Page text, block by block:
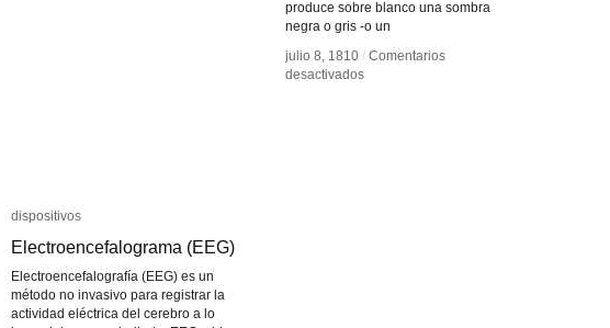
produce sobre blanco una sombra
negra o gris -o un
julio 8, 1810 / Comentarios
desactivadosen
julio 8, 1810 / Comentarios
desactivadosen
dispositivos
Electroencefalograma (EEG)
Electroencefalografía (EEG) es un
método no invasivo para registrar la
actividad eléctrica del cerebro a lo
dispositivos
Electroencefalograma (EEG)